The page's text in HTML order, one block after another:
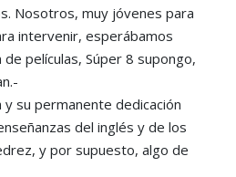
Nosotros, muy jóvenes para
intervenir, esperábamos
películas, Súper 8 supongo,
y su permanente dedicación
del inglés y de los
y por supuesto, algo de